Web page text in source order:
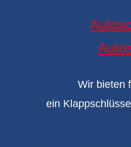
Wir bieten
ein